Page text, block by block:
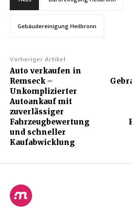
Gebäudereinigung Heilbronn
Vorheriger Artikel
Auto verkaufen in
Remseck –
Unkomplizierter
Autoankauf mit
zuverlässiger
Fahrzeugbewertung
und schneller
Kaufabwicklung